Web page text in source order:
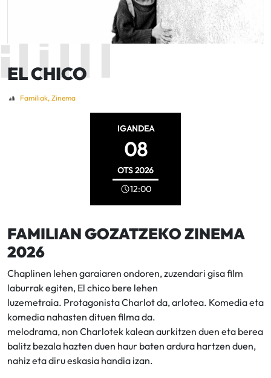
EL CHICO
Familiak, Zinema
IGANDEA
08
OTS2026
12:00
FAMILIAN GOZATZEKO ZINEMA
2026
Chaplinen lehen garaiaren ondoren, zuzendari gisa film
laburrak egiten, El chico bere lehen
luzemetraia. Protagonista Charlot da, arlotea. Komedia eta
komedia nahasten dituen filma da.
melodrama, non Charlotek kalean aurkitzen duen eta berea
balitz bezala hazten duen haur baten ardura hartzen duen,
nahiz eta diru eskasia handia izan.